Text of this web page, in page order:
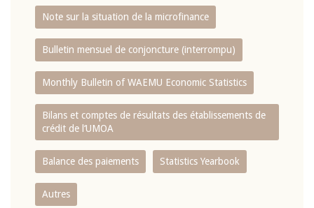
Note sur la situation de la microfinance
Bulletin mensuel de conjoncture (interrompu)
Monthly Bulletin of WAEMU Economic Statistics
Bilans et comptes de résultats des établissements de
crédit de l‘UMOA
Balance des paiements Statistics Yearbook
Autres